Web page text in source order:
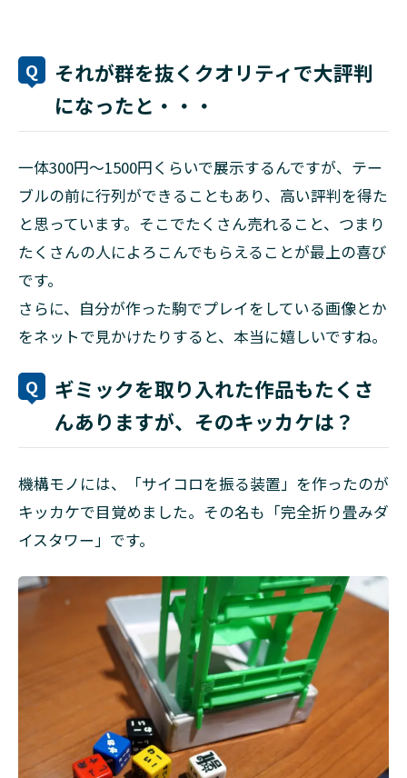
それが群を抜くクオリティで大評判
になったと・・・
一体300円〜1500円くらいで展示するんですが、テー
ブルの前に行列ができることもあり、高い評判を得た
と思っています。そこでたくさん売れること、つまり
たくさんの人によろこんでもらえることが最上の喜び
です。
さらに、自分が作った駒でプレイをしている画像とか
をネットで見かけたりすると、本当に嬉しいですね。
ギミックを取り入れた作品もたくさ
んありますが、そのキッカケは？
機構モノには、「サイコロを振る装置」を作ったのが
キッカケで目覚めました。その名も「完全折り畳みダ
イスタワー」です。